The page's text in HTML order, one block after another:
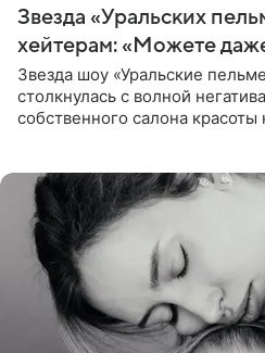
Звезда «Уральских
хейтерам: «Можете
Звезда шоу «Уральские
столкнулась с волной
собственного салона